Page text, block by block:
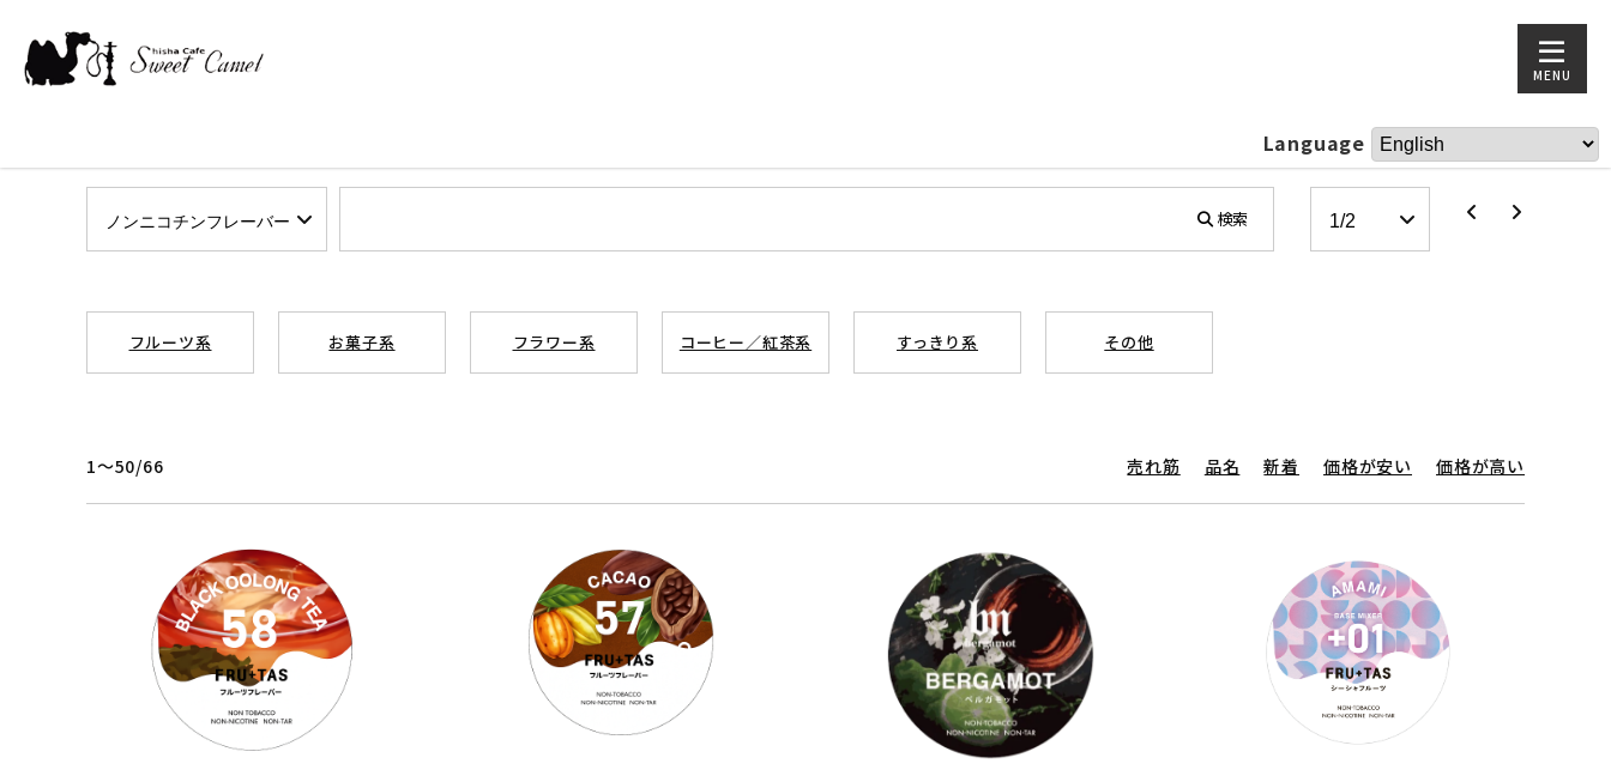
Language
MENU
検索
フルーツ系 お菓子系 フラワー系 コーヒー／紅茶系 すっきり系 その他
1～50/66 売れ筋 品名 新着 価格が安い 価格が高い